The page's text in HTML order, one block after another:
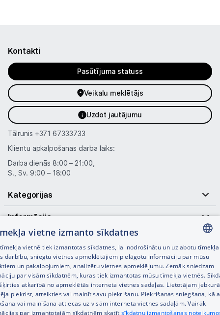
Vēlmju saraksts
Blogs
Piegāde un apmaksa
Tehnikas izvešana
Uzņēmumiem
Tet pakalpojumi
Kontakti
Informācija
Kontakti
Pasūtījuma statuss
Veikalu meklētājs
Uzdot jautājumu
Tālrunis +371 67333733
Klientu apkalpošanas darba laiks:
Darba dienās 8:00 – 21:00,
S., Sv. 9:00 – 18:00
Kategorijas
Informācija
Noderīgas saites
LATVIAN
RUSSIAN
ENGLISH
vietne izmanto sīkdatnes
vietnē tiek izmantotas sīkdatnes, lai nodrošinātu un uzlabotu tīmekļa
darbību, sniegtu vietnes apmeklētājiem pielāgotu informāciju par mūsu
un pakalpojumiem, analizētu vietnes apmeklējumu. Zemāk sniedzam
par visām sīkdatnēm, kuras tiek izmantotas mūsu tīmekļa vietnēs.
atkarībā no apmeklētās interneta vietnes sadaļas. Lietotājam
piekrist, atteikties vai mainīt savu piekrišanu. Piekrišanas sniegšana, kā
vai mainīšana attiecas uz visām interneta vietnes sadaļām. Vairāk
par izmantotajām sīkdatnēm skatīt sīkdatņu izmantošanas